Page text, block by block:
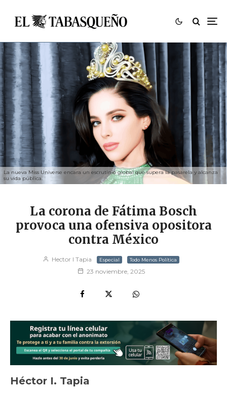
La nueva Miss Universe encara un escrutinio global que supera la pasarela y alcanza
su vida pública.
La corona de Fátima Bosch
provoca una ofensiva opositora
contra México
Hector I Tapia Especial Todo Menos Política
23 noviembre, 2025
Héctor I. Tapia